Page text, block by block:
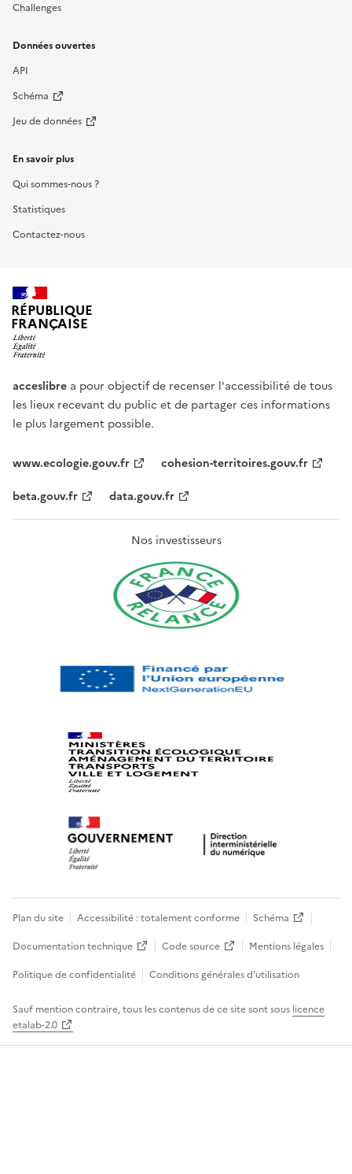
Challenges
Données ouvertes
API
Schéma
Jeu de données
En savoir plus
Qui sommes-nous ?
Statistiques
Contactez-nous
RÉPUBLIQUE
FRANÇAISE
acceslibre a pour objectif de recenser l'accessibilité de tous
les lieux recevant du public et de partager ces informations
le plus largement possible.
www.ecologie.gouv.fr
cohesion-territoires.gouv.fr
beta.gouv.fr
data.gouv.fr
Nos investisseurs
Plan du site Accessibilité : totalement conforme
Schéma
Documentation technique
Code source
Mentions légales
Politique de confidentialité
Conditions générales d’utilisation
Sauf mention contraire, tous les contenus de ce site sont sous licence
etalab-2.0